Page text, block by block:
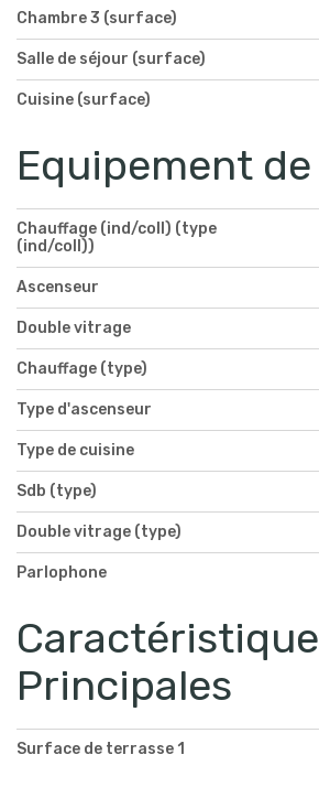
Chambre 3 (surface)
Salle de séjour (surface)
Cuisine (surface)
Equipement
Chauffage (ind/coll) (type
(ind/coll))
Ascenseur
Double vitrage
Chauffage (type)
Type d'ascenseur
Type de cuisine
Sdb (type)
Double vitrage (type)
Parlophone
Principales
Surface de terrasse 1